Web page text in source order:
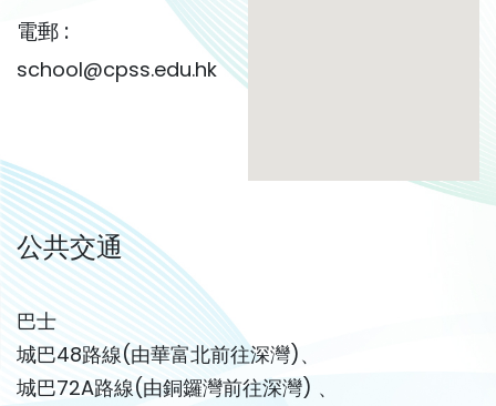
電郵 :
school@cpss.edu.hk
公共交通
巴士
城巴48路線(由華富北前往深灣)、
城巴72A路線(由銅鑼灣前往深灣) 、